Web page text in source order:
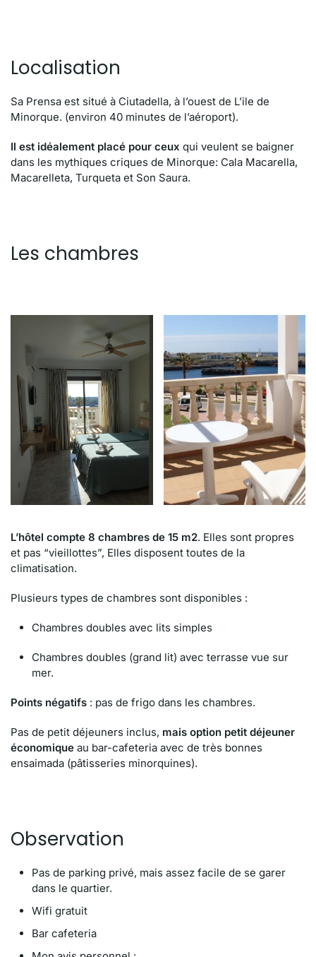
Localisation
Sa Prensa est situé à Ciutadella, à l’ouest de L’ile de
Minorque. (environ 40 minutes de l’aéroport).
Il est idéalement placé pour ceux qui veulent se baigner
dans les mythiques criques de Minorque: Cala Macarella,
Macarelleta, Turqueta et Son Saura.
Les chambres
L’hôtel compte 8 chambres de 15 m2. Elles sont propres
et pas “vieillottes”, Elles disposent toutes de la
climatisation.
Plusieurs types de chambres sont disponibles :
Chambres doubles avec lits simples
Chambres doubles (grand lit) avec terrasse vue sur
mer.
Points négatifs : pas de frigo dans les chambres.
Pas de petit déjeuners inclus, mais option petit déjeuner
économique au bar-cafeteria avec de très bonnes
ensaimada (pâtisseries minorquines).
Observation
Pas de parking privé, mais assez facile de se garer
dans le quartier.
Wifi gratuit
Bar cafeteria